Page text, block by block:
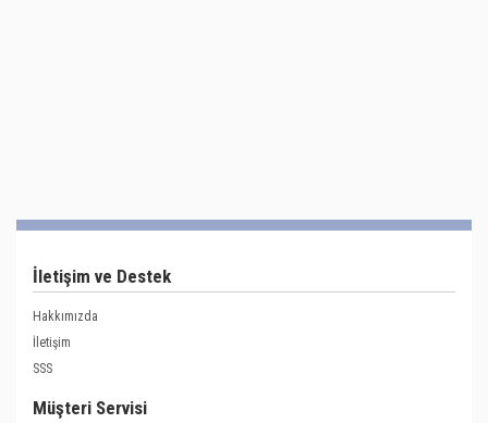
İletişim ve Destek
Hakkımızda
İletişim
SSS
Müşteri Servisi